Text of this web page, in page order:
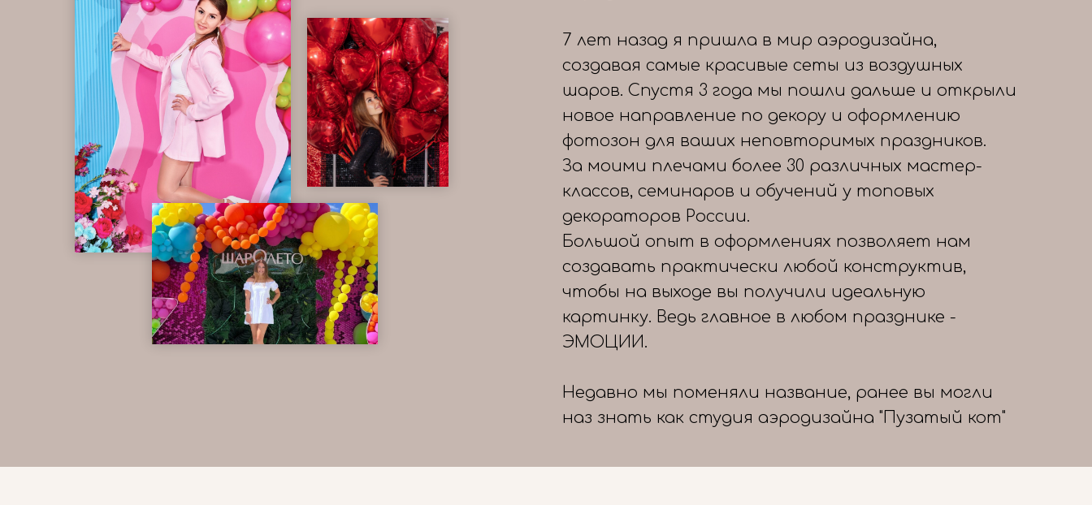
7 лет назад я пришла в мир аэродизайна,
создавая самые красивые сеты из воздушных
шаров. Спустя 3 года мы пошли дальше и открыли
новое направление по декору и оформлению
фотозон для ваших неповторимых праздников.
За моими плечами более 30 различных мастер-
классов, семинаров и обучений у топовых
декораторов России.
Большой опыт в оформлениях позволяет нам
создавать практически любой конструктив,
чтобы на выходе вы получили идеальную
картинку. Ведь главное в любом празднике -
ЭМОЦИИ.
Недавно мы поменяли название, ранее вы могли
наз знать как студия аэродизайна "Пузатый кот"